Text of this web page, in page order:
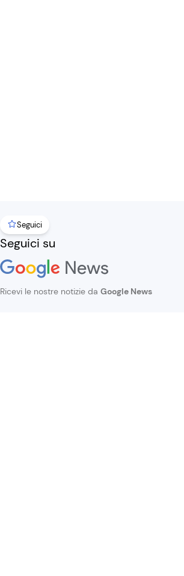
Seguici
Seguici su
Ricevi le nostre notizie da Google News